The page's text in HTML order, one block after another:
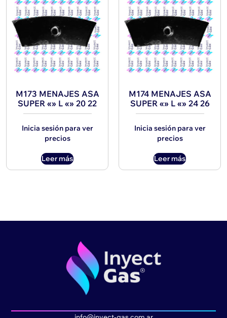
M173 MENAJES ASA
SUPER «» L «» 20 22
Inicia sesión para ver
precios
Leer más
M174 MENAJES ASA
SUPER «» L «» 24 26
Inicia sesión para ver
precios
Leer más